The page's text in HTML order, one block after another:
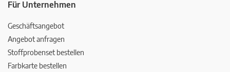
Für Unternehmen
Geschäftsangebot
Angebot anfragen
Stoffprobenset bestellen
Farbkarte bestellen